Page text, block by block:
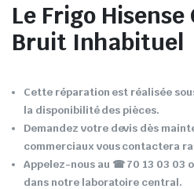
Le Frigo
Bruit Inhabituel
Cette réparation est réalisée
la disponibilité des pièces.
Demandez votre devis dès
commerciaux vous contactera
Appelez-nous au ☎ 70 13 03 03
dans notre laboratoire central.